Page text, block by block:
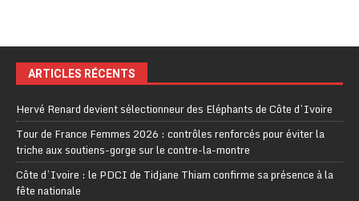
ARTICLES RÉCENTS
Hervé Renard devient sélectionneur des Eléphants de Côte d’Ivoire
Tour de France Femmes 2026 : contrôles renforcés pour éviter la
triche aux soutiens-gorge sur le contre-la-montre
Côte d’Ivoire : le PDCI de Tidjane Thiam confirme sa présence à la
fête nationale